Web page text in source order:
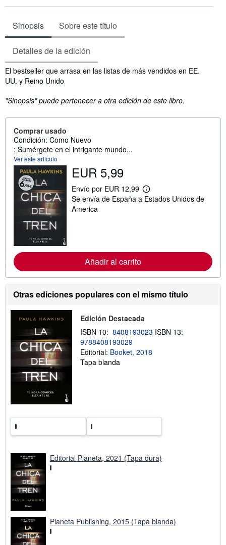
Sinopsis Sobre este título
Detalles de la edición
Sinopsis
El bestseller que arrasa en las listas de más vendidos en EE.
UU. y Reino Unido
"Sinopsis" puede pertenecer a otra edición de este libro.
Comprar usado
Condición: Como Nuevo
: Sumérgete en el intrigante mundo...
Ver este artículo
EUR 5,99
Envío por EUR 12,99
M
á
m
ó
n
s
e
l
s
e
n
o
Se envía de España a Estados Unidos de
America
Añadir al carrito
Otras ediciones populares con el mismo título
Edición Destacada
ISBN 10: 8408193023 ISBN 13:
9788408193029
Editorial: Booket, 2018
Tapa blanda
Editorial Planeta, 2021 (Tapa dura)
Planeta Publishing, 2015 (Tapa blanda)